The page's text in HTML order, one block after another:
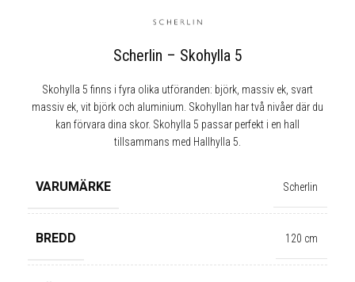
Scherlin – Skohylla 5
Skohylla 5 finns i fyra olika utföranden: björk, massiv ek, svart
massiv ek, vit björk och aluminium. Skohyllan har två nivåer där du
kan förvara dina skor. Skohylla 5 passar perfekt i en hall
tillsammans med Hallhylla 5.
VARUMÄRKE Scherlin
BREDD 120 cm